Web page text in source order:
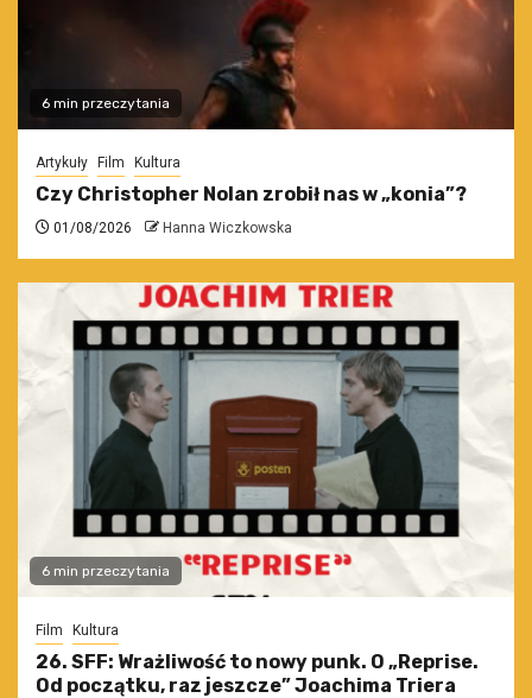
6 min przeczytania
Artykuły Film Kultura
Czy Christopher Nolan zrobił nas w „konia”?
01/08/2026 Hanna Wiczkowska
6 min przeczytania
Film Kultura
26. SFF: Wrażliwość to nowy punk. O „Reprise.
Od początku, raz jeszcze” Joachima Triera